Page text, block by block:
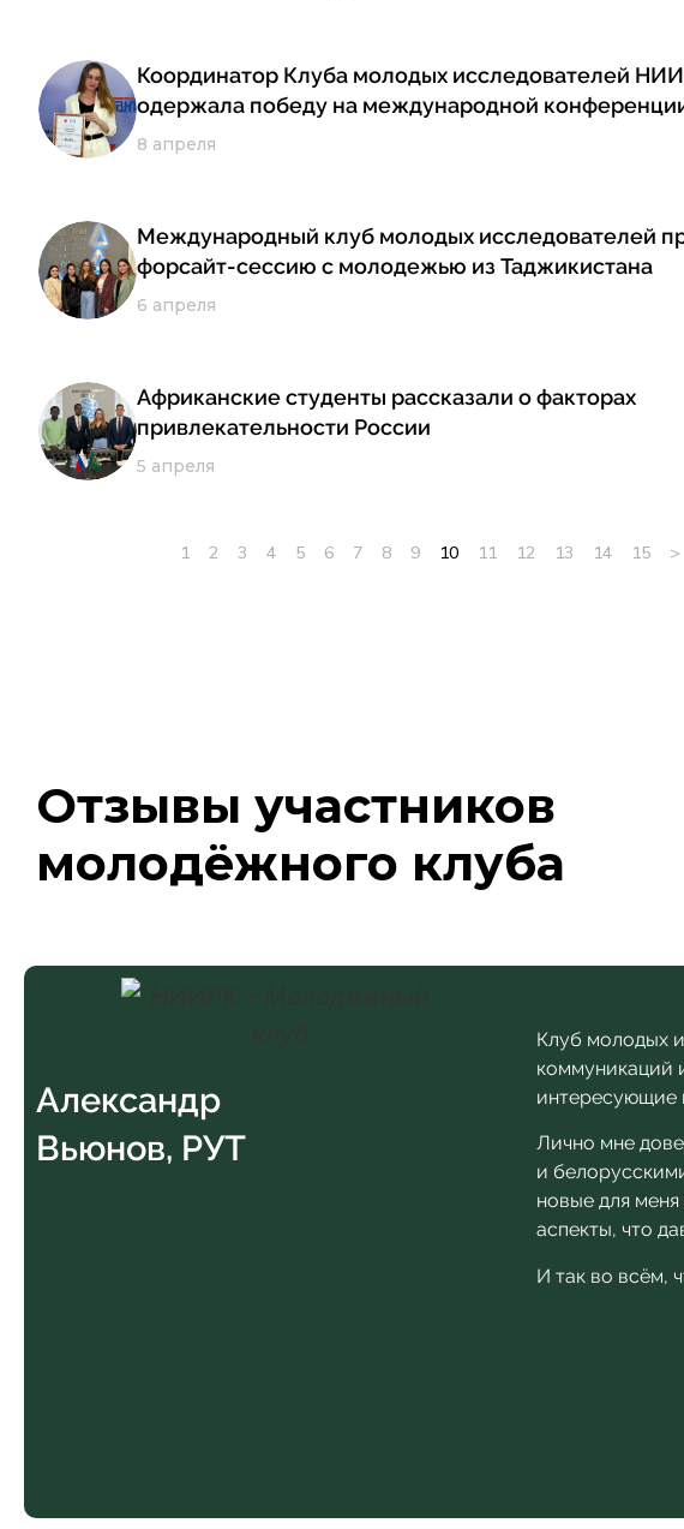
Координатор Клуба молодых исследователей
одержала победу на международной
8 апреля
Международный клуб молодых исследователей
форсайт-сессию с молодежью из Таджикистана
6 апреля
Африканские студенты рассказали о факторах
привлекательности России
5 апреля
1 2 3 4 5 6 7 8 9 10 11 12 13 14 15 >
Отзывы участников
молодёжного клуба
Александр
Вьюнов, РУТ
Клуб молодых
коммуникаций
интересующие
Лично мне
и
новые для
аспекты, что
И так во всём,